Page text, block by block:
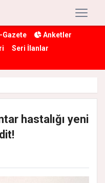
Gazete
Anketler
Seri İlanlar
hastalığı yeni